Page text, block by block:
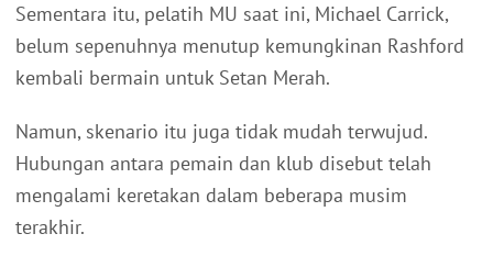
Sementara itu, pelatih MU saat ini, Michael Carrick,
belum sepenuhnya menutup kemungkinan Rashford
kembali bermain untuk Setan Merah.
Namun, skenario itu juga tidak mudah terwujud.
Hubungan antara pemain dan klub disebut telah
mengalami keretakan dalam beberapa musim
terakhir.